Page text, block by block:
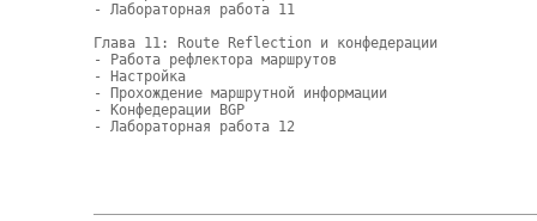
- Лабораторная работа 11
Глава 11: Route Reflection и конфедерации
- Работа рефлектора маршрутов
- Настройка
- Прохождение маршрутной информации
- Конфедерации BGP
- Лабораторная работа 12